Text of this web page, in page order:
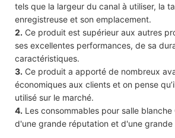
tels que la largeur du canal à utiliser, la
enregistreuse et son emplacement.
2. Ce produit est supérieur aux autres
ses excellentes performances, de sa
caractéristiques.
3. Ce produit a apporté de nombreux
économiques aux clients et on pense
utilisé sur le marché.
4. Les consommables pour salle blanche
d'une grande réputation et d'une grande